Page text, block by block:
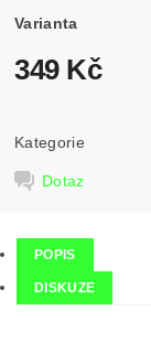
Varianta
349 Kč
Kategorie
Dotaz
POPIS
DISKUZE